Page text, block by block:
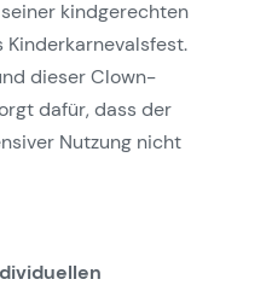
kindgerechten
dieser Clown-
dafür, dass der
Nutzung nicht